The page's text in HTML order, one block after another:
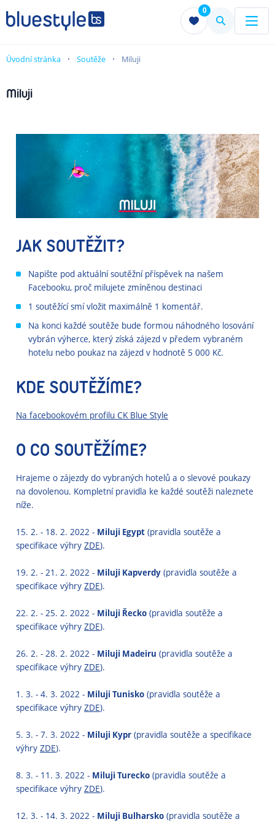
0
Menu Menu
Úvodní stránka Soutěže Miluji
Miluji
JAK SOUTĚŽIT?
Napište pod aktuální soutěžní příspěvek na našem
Facebooku, proč milujete zmíněnou destinaci
1 soutěžící smí vložit maximálně 1 komentář.
Na konci každé soutěže bude formou náhodného losování
vybrán výherce, který získá zájezd v předem vybraném
hotelu nebo poukaz na zájezd v hodnotě 5 000 Kč.
KDE SOUTĚŽÍME?
Na facebookovém profilu CK Blue Style
O CO SOUTĚŽÍME?
Hrajeme o zájezdy do vybraných hotelů a o slevové poukazy
na dovolenou. Kompletní pravidla ke každé soutěži naleznete
níže.
15. 2. - 18. 2. 2022 - Miluji Egypt (pravidla soutěže a
specifikace výhry ZDE).
19. 2. - 21. 2. 2022 - Miluji Kapverdy (pravidla soutěže a
specifikace výhry ZDE).
22. 2. - 25. 2. 2022 - Miluji Řecko (pravidla soutěže a
specifikace výhry ZDE).
26. 2. - 28. 2. 2022 - Miluji Madeiru (pravidla soutěže a
specifikace výhry ZDE).
1. 3. - 4. 3. 2022 - Miluji Tunisko (pravidla soutěže a
specifikace výhry ZDE).
5. 3. - 7. 3. 2022 - Miluji Kypr (pravidla soutěže a specifikace
výhry ZDE).
8. 3. - 11. 3. 2022 - Miluji Turecko (pravidla soutěže a
specifikace výhry ZDE).
12. 3. - 14. 3. 2022 - Miluji Bulharsko (pravidla soutěže a